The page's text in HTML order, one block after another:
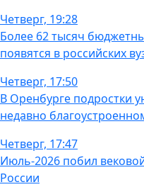
Четверг, 19:28
Более 62 тысяч
появятся в российских
Четверг, 17:50
В Оренбурге подростки
недавно
Четверг, 17:47
Июль-2026 побил
России